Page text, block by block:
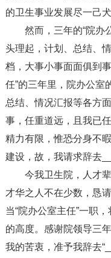
的卫生事业发展尽一己犬
然而，三年的“院办
头理起，计划、总结、
档，大事小事面面俱到
任”的三年里，院办公室
总结、情况汇报等各方
事，任重道远，且我已
精力有限，惟恐分身不
建设，故，我请求辞去
今我卫生院，人才
才华之人不在少数，恳
当“院办公室主任”一职
的高度。感谢院领导三
我的苦衷，准予我辞去